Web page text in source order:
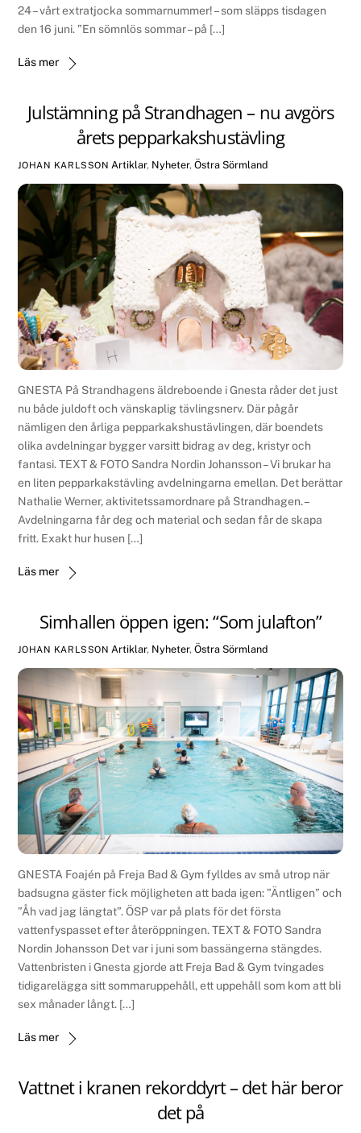
24 – vårt extratjocka sommarnummer! – som släpps tisdagen
den 16 juni. ”En sömnlös sommar – på […]
Läs mer
Julstämning på Strandhagen – nu avgörs
årets pepparkakshustävling
JOHAN KARLSSON Artiklar, Nyheter,Östra Sörmland
GNESTA På Strandhagens äldreboende i Gnesta råder det just
nu både juldoft och vänskaplig tävlingsnerv. Där pågår
nämligen den årliga pepparkakshustävlingen, där boendets
olika avdelningar bygger varsitt bidrag av deg, kristyr och
fantasi. TEXT & FOTO Sandra Nordin Johansson – Vi brukar ha
en liten pepparkakstävling avdelningarna emellan. Det berättar
Nathalie Werner, aktivitetssamordnare på Strandhagen. –
Avdelningarna får deg och material och sedan får de skapa
fritt. Exakt hur husen […]
Läs mer
Simhallen öppen igen: “Som julafton”
JOHAN KARLSSON Artiklar, Nyheter,Östra Sörmland
GNESTA Foajén på Freja Bad & Gym fylldes av små utrop när
badsugna gäster fick möjligheten att bada igen: ”Äntligen” och
”Åh vad jag längtat”. ÖSP var på plats för det första
vattenfyspasset efter återöppningen. TEXT & FOTO Sandra
Nordin Johansson Det var i juni som bassängerna stängdes.
Vattenbristen i Gnesta gjorde att Freja Bad & Gym tvingades
tidigarelägga sitt sommaruppehåll, ett uppehåll som kom att bli
sex månader långt. […]
Läs mer
Vattnet i kranen rekorddyrt – det här beror
det på